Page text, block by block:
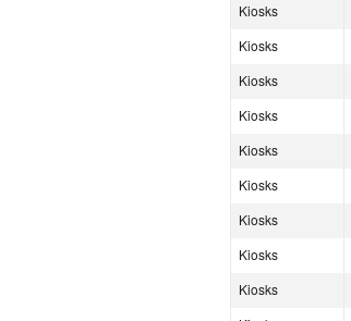
Kiosks
Kiosks
Kiosks
Kiosks
Kiosks
Kiosks
Kiosks
Kiosks
Kiosks